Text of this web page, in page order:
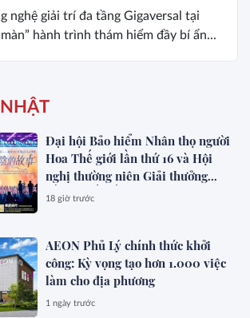
nghệ giải trí đa tầng Gigaversal tại
hành trình thám hiểm đầy bí ẩn...
Đại hội Bảo hiểm Nhân thọ người
Hoa Thế giới lần thứ 16 và Hội
nghị thường niên Giải thưởng
Rồng Quốc tế (IDA) 2026 được tổ
18 giờ trước
AEON Phủ Lý chính thức khởi
công: Kỳ vọng tạo hơn 1.000 việc
làm cho địa phương
1 ngày trước